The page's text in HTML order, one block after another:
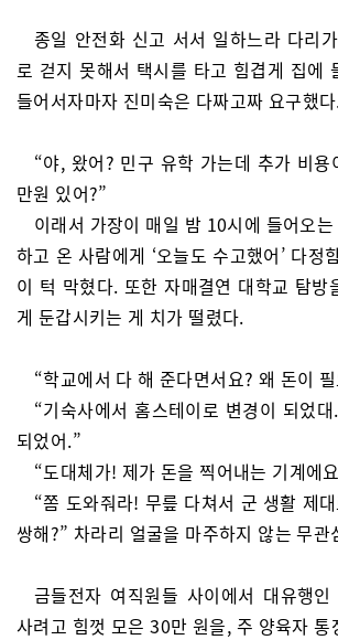
종일 안전화 신고 서서 일하느라 다리
로 걷지 못해서 택시를 타고 힘겹게 집에
들어서자마자 진미숙은 다짜고짜 요구했
“야, 왔어? 민구 유학 가는데 추가 비
만원 있어?”
이래서 가장이 매일 밤 10시에 들어오
하고 온 사람에게 ‘오늘도 수고했어’ 다정
이 턱 막혔다. 또한 자매결연 대학교 탐방
게 둔갑시키는 게 치가 떨렸다.
“학교에서 다 해 준다면서요? 왜 돈이
“기숙사에서 홈스테이로 변경이 되었
되었어.”
“도대체가! 제가 돈을 찍어내는 기계에
“쫌 도와줘라! 무릎 다쳐서 군 생활 제
쌍해?” 차라리 얼굴을 마주하지 않는 무관
금들전자 여직원들 사이에서 대유행인
사려고 힘껏 모은 30만 원을, 주 양육자 통